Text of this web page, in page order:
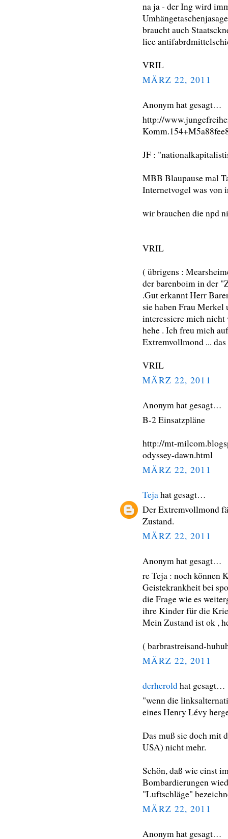
na ja - der Ing wird
braucht auch
liee
VRIL
MÄRZ 22, 2011
Anonym hat gesagt…
http://
JF :
MBB Blaupause mal
Internetvogel was von
wir brauchen die npd
VRIL
( übrigens :
der barenboim in der
.Gut erkannt Herr
sie haben Frau Merkel
interessiere mich
hehe . Ich freu mich
Extremvollmond ...
VRIL
MÄRZ 22, 2011
Anonym hat gesagt…
B-2 Einsatzpläne
http://mt-
odyssey-dawn.html
MÄRZ 22, 2011
Tejahat gesagt…
Der Extremvollmond
Zustand.
MÄRZ 22, 2011
Anonym hat gesagt…
re Teja : noch können
Geistekrankheit bei
die Frage wie es
ihre Kinder für die
Mein Zustand ist ok ,
( barbrastreisand-
MÄRZ 22, 2011
derheroldhat gesagt…
"wenn die
eines Henry Lévy
Das muß sie doch mit
USA) nicht mehr.
Schön, daß wie einst
Bombardierungen
"Luftschläge"
MÄRZ 22, 2011
Anonym hat gesagt…